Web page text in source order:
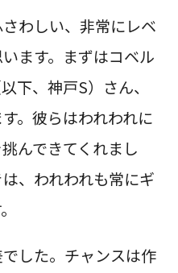
わしい、非常にレベ
ます。まずはコベル
下、神戸S）さん、
。彼らはわれわれに
んできてくれまし
、われわれも常にギ
した。チャンスは作